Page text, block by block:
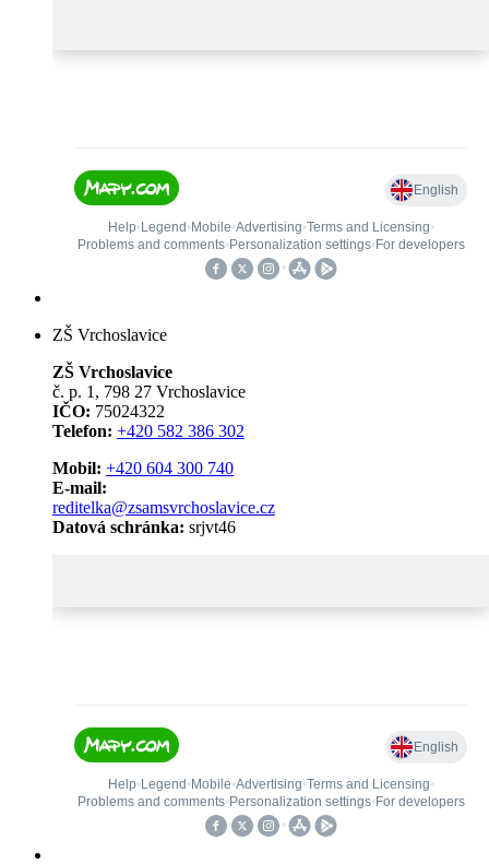
ZŠ Vrchoslavice
ZŠ Vrchoslavice
č. p. 1, 798 27 Vrchoslavice
IČO: 75024322
Telefon: +420 582 386 302
Mobil: +420 604 300 740
E-mail:
reditelka@zsamsvrchoslavice.cz
Datová schránka: srjvt46